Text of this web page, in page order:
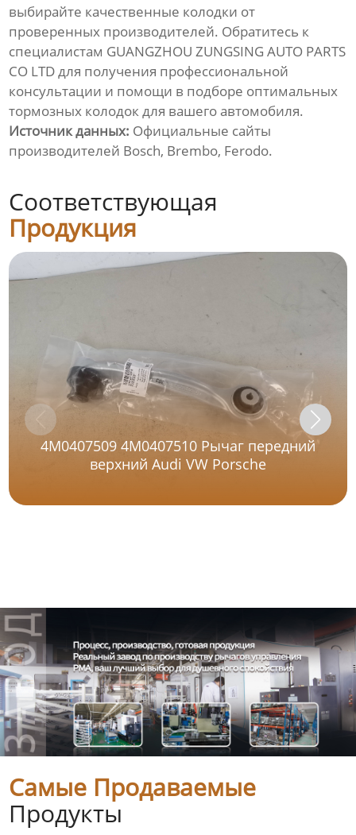
выбирайте качественные колодки от
проверенных производителей. Обратитесь к
специалистам GUANGZHOU ZUNGSING AUTO PARTS
CO LTDдля получения профессиональной
консультации и помощи в подборе оптимальных
тормозных колодок для вашего автомобиля.
Источник данных: Официальные сайты
производителей Bosch, Brembo, Ferodo.
Соответствующая
Продукция
4M0407509 4M0407510 Рычаг передний
верхний Audi VW Porsche
Самые Продаваемые
Продукты